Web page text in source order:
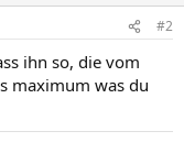
#2
ihn so, die vom
maximum was du